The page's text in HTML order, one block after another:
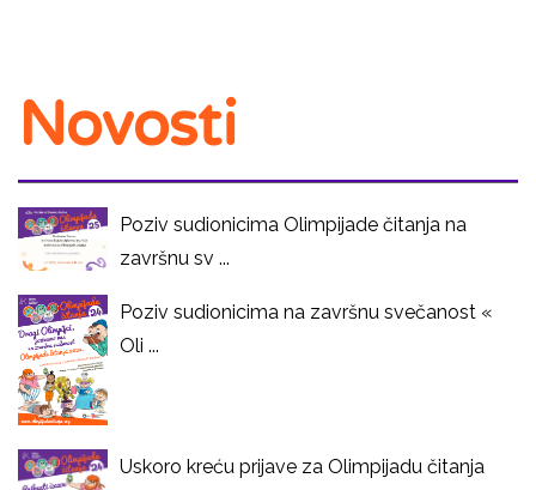
Novosti
Poziv sudionicima Olimpijade čitanja na
završnu sv ...
Poziv sudionicima na završnu svečanost «
Oli ...
Uskoro kreću prijave za Olimpijadu čitanja